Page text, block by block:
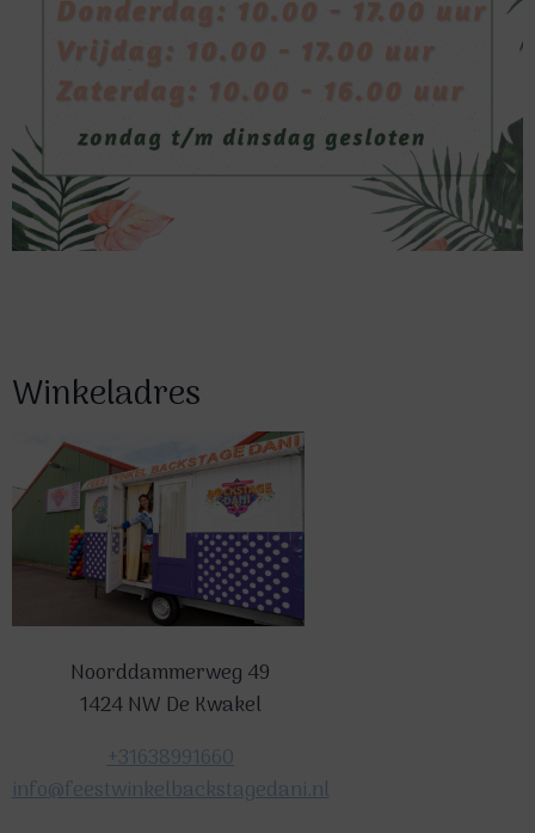
Winkeladres
Noorddammerweg 49
1424 NW De Kwakel
+31638991660
info@feestwinkelbackstagedani.nl